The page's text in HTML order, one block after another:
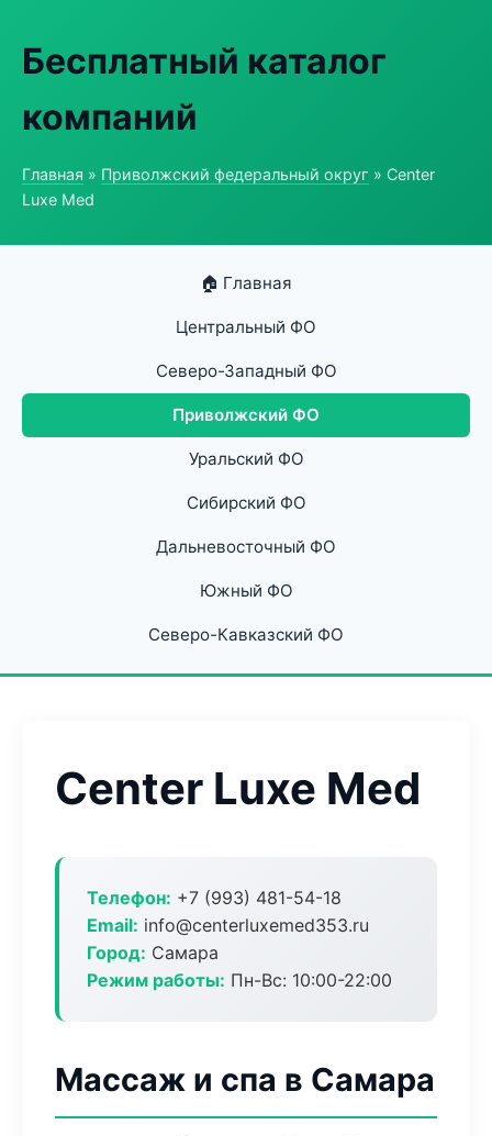
Бесплатный каталог
компаний
Главная » Приволжский федеральный округ » Center
Luxe Med
🏠 Главная
Центральный ФО
Северо-Западный ФО
Приволжский ФО
Уральский ФО
Сибирский ФО
Дальневосточный ФО
Южный ФО
Северо-Кавказский ФО
Center Luxe Med
Телефон: +7 (993) 481-54-18
Email: info@centerluxemed353.ru
Город: Самара
Режим работы: Пн-Вс: 10:00-22:00
Массаж и спа в Самара